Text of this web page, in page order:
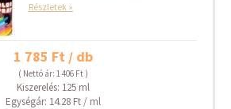
Részletek »
1 785 Ft / db
( Nettó ár: 1 406 Ft )
Kiszerelés: 125 ml
Egységár: 14.28 Ft / ml